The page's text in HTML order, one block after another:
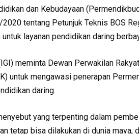
dan Kebudayaan
tentang Petunjuk Teknis BOS
layanan pendidikan daring
meminta Dewan Perwakilan
untuk mengawasi penerapan
daring.
yang terpenting dalam
tetap bisa dilakukan di dunia maya,